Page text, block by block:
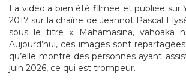
La vidéo a bien été filmée et publiée sur
2017 sur la chaîne de Jeannot Pascal
sous le titre « Mahamasina, vahoaka
Aujourd’hui, ces images sont
qu’elle montre des personnes ayant
juin 2026, ce qui est trompeur.